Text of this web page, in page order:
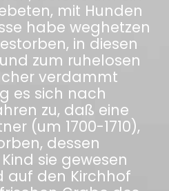
mit Hunden
habe weghetzen
in diesen
zum ruhelosen
verdammt
es sich nach
zu, daß eine
(um 1700-1710),
dessen
sie gewesen
auf den Kirchhof